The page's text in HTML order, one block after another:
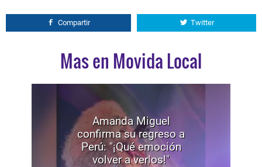
Compartir Twitter
Mas en Movida Local
Amanda Miguel
confirma su regreso a
Perú: "¡Qué emoción
volver a verlos!"